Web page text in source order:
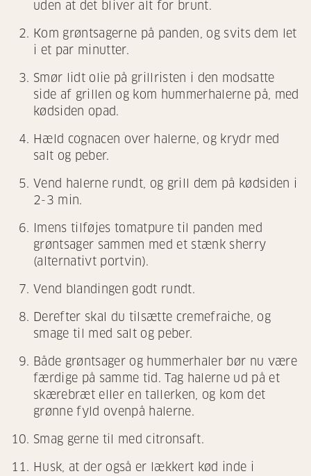
uden at det bliver alt for brunt.
Kom grøntsagerne på panden, og svits dem let
i et par minutter.
Smør lidt olie på grillristen i den modsatte
side af grillen og kom hummerhalerne på, med
kødsiden opad.
Hæld cognacen over halerne, og krydr med
salt og peber.
Vend halerne rundt, og grill dem på kødsiden i
2-3 min.
Imens tilføjes tomatpure til panden med
grøntsager sammen med et stænk sherry
(alternativt portvin).
Vend blandingen godt rundt.
Derefter skal du tilsætte cremefraiche, og
smage til med salt og peber.
Både grøntsager og hummerhaler bør nu være
færdige på samme tid. Tag halerne ud på et
skærebræt eller en tallerken, og kom det
grønne fyld ovenpå halerne.
Smag gerne til med citronsaft.
Husk, at der også er lækkert kød inde i